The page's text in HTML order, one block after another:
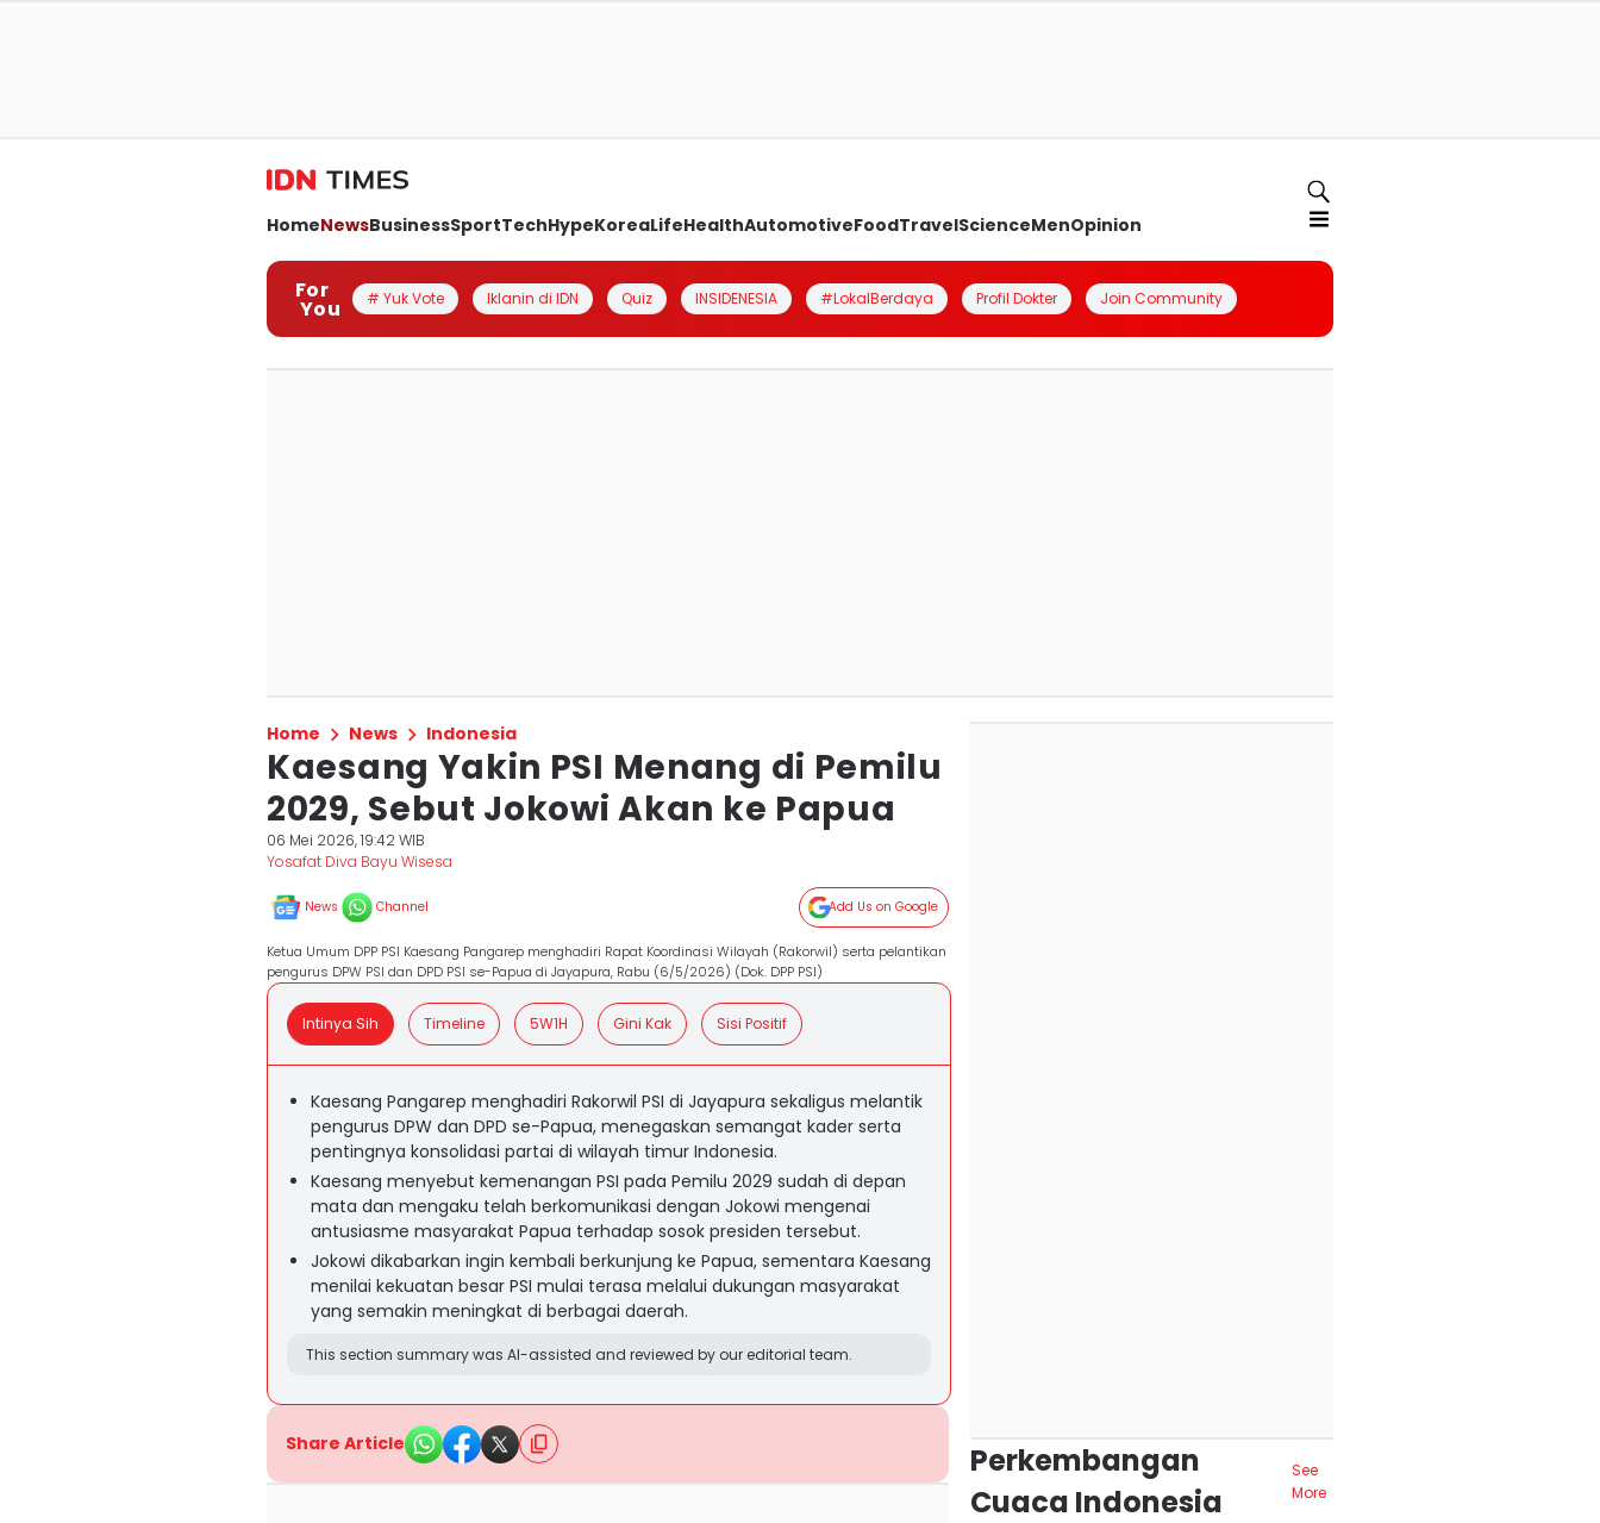
HomeNewsBusinessSportTechHypeKoreaLifeHealthAutomotiveFoodTravelScienceMenOpinion
For
You # Yuk Vote Iklanin di IDN Quiz INSIDENESIA #LokalBerdaya Profil Dokter Join Community
Home News Indonesia
Kaesang Yakin PSI Menang di Pemilu
2029, Sebut Jokowi Akan ke Papua
06 Mei 2026, 19:42 WIB
Yosafat Diva Bayu Wisesa
News Channel Add Us on Google
Ketua Umum DPP PSI Kaesang Pangarep menghadiri Rapat Koordinasi Wilayah (Rakorwil) serta pelantikan
pengurus DPW PSI dan DPD PSI se-Papua di Jayapura, Rabu (6/5/2026) (Dok. DPP PSI)
Intinya Sih Timeline 5W1H Gini Kak Sisi Positif
Kaesang Pangarep menghadiri Rakorwil PSI di Jayapura sekaligus melantik
pengurus DPW dan DPD se-Papua, menegaskan semangat kader serta
pentingnya konsolidasi partai di wilayah timur Indonesia.
Kaesang menyebut kemenangan PSI pada Pemilu 2029 sudah di depan
mata dan mengaku telah berkomunikasi dengan Jokowi mengenai
antusiasme masyarakat Papua terhadap sosok presiden tersebut.
Jokowi dikabarkan ingin kembali berkunjung ke Papua, sementara Kaesang
menilai kekuatan besar PSI mulai terasa melalui dukungan masyarakat
yang semakin meningkat di berbagai daerah.
This section summary was AI-assisted and reviewed by our editorial team.
Share Article
Perkembangan
Cuaca Indonesia
See
More